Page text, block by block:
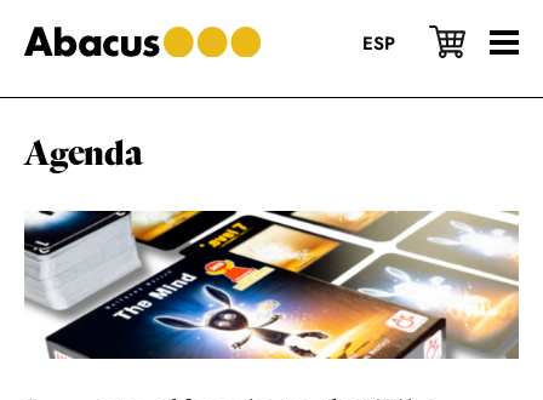
to
main
to
primary
to
footer
ESP
Agenda